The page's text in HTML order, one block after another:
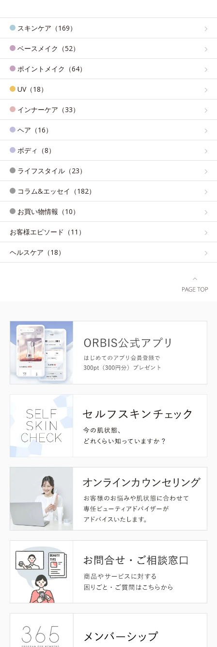
スキンケア（169）
ベースメイク（52）
ポイントメイク（64）
UV（18）
インナーケア（33）
ヘア（16）
ボディ（8）
ライフスタイル（23）
コラム&エッセイ（182）
お買い物情報（10）
お客様エピソード（11）
ヘルスケア（18）